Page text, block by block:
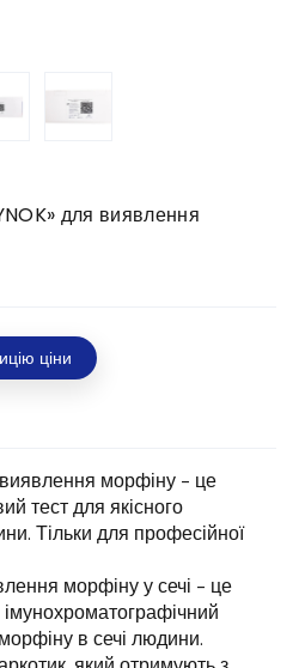
для виявлення
ціни
морфіну - це
тест для якісного
Тільки для професійної
морфіну у сечі - це
в сечі людини.